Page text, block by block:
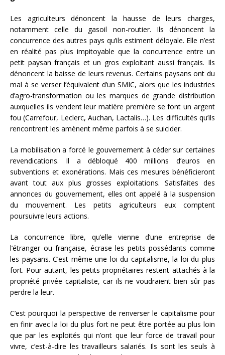
Les agriculteurs dénoncent la hausse de leurs charges,
notamment celle du gasoil non-routier. Ils dénoncent la
concurrence des autres pays qu’ils estiment déloyale. Elle n’est
en réalité pas plus impitoyable que la concurrence entre un
petit paysan français et un gros exploitant aussi français. Ils
dénoncent la baisse de leurs revenus. Certains paysans ont du
mal à se verser l’équivalent d’un SMIC, alors que les industries
d’agro-transformation ou les marques de grande distribution
auxquelles ils vendent leur matière première se font un argent
fou (Carrefour, Leclerc, Auchan, Lactalis…). Les difficultés qu’ils
rencontrent les amènent même parfois à se suicider.
La mobilisation a forcé le gouvernement à céder sur certaines
revendications. Il a débloqué 400 millions d’euros en
subventions et exonérations. Mais ces mesures bénéficieront
avant tout aux plus grosses exploitations. Satisfaites des
annonces du gouvernement, elles ont appelé à la suspension
du mouvement. Les petits agriculteurs eux comptent
poursuivre leurs actions.
La concurrence libre, qu’elle vienne d’une entreprise de
l’étranger ou française, écrase les petits possédants comme
les paysans. C’est même une loi du capitalisme, la loi du plus
fort. Pour autant, les petits propriétaires restent attachés à la
propriété privée capitaliste, car ils ne voudraient bien sûr pas
perdre la leur.
C’est pourquoi la perspective de renverser le capitalisme pour
en finir avec la loi du plus fort ne peut être portée au plus loin
que par les exploités qui n’ont que leur force de travail pour
vivre, c’est-à-dire les travailleurs salariés. Ils sont les seuls à